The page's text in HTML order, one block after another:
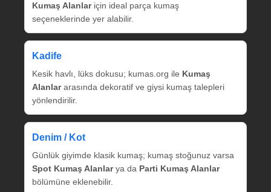
Kumaş Alanlariçin ideal parça kumaş
seçeneklerinde yer alabilir.
Kadife
Kesik havlı, lüks dokusu; kumas.org ile Kumaş
Alanlararasında dekoratif ve giysi kumaş talepleri
yönlendirilir.
Denim / Kot
Günlük giyimde klasik kumaş; kumaş stoğunuz varsa
Spot Kumaş Alanlarya da Parti Kumaş Alanlar
bölümüne eklenebilir.